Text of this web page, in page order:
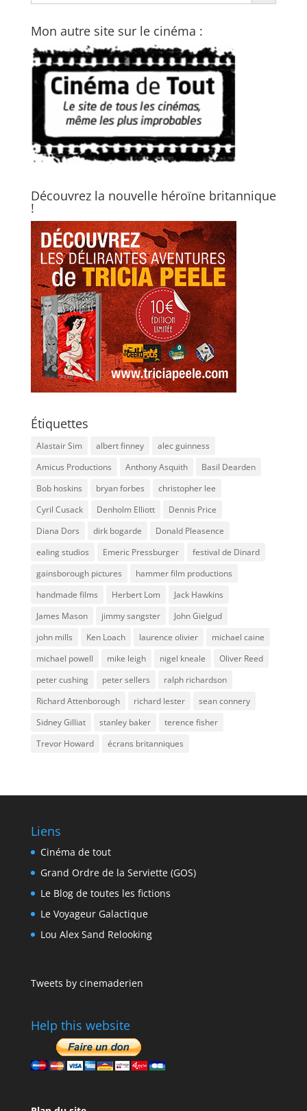
Mon autre site sur le cinéma :
Découvrez la nouvelle héroïne britannique
!
Étiquettes
Alastair Sim albert finney
alec guinness
Amicus Productions
Anthony Asquith
Basil Dearden
Bob hoskins
bryan forbes
christopher lee
Cyril Cusack
Denholm Elliott
Dennis Price
Diana Dors
dirk bogarde
Donald Pleasence
ealing studios
Emeric Pressburger
festival de Dinard
gainsborough pictures
hammer film productions
handmade films
Herbert Lom
Jack Hawkins
James Mason
jimmy sangster
John Gielgud
john mills
Ken Loach laurence olivier
michael caine
michael powell
mike leigh nigel kneale
Oliver Reed
peter cushing
peter sellers
ralph richardson
Richard Attenborough
richard lester
sean connery
Sidney Gilliat
stanley baker
terence fisher
Trevor Howard
écrans britanniques
Liens
Cinéma de tout
Grand Ordre de la Serviette (GOS)
Le Blog de toutes les fictions
Le Voyageur Galactique
Lou Alex Sand Relooking
Tweets by cinemaderien
Help this website